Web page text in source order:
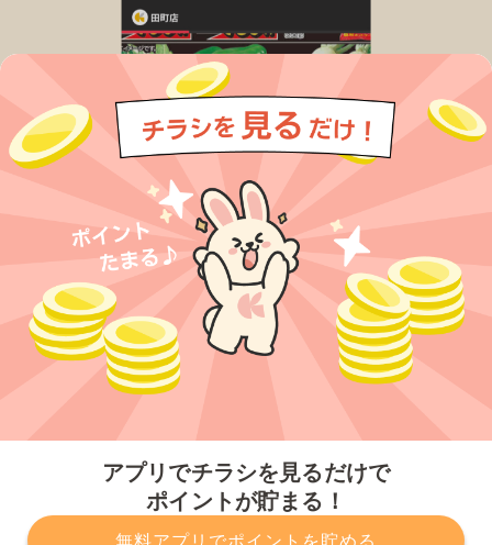
アプリでチラシを見るだけで
ポイントが貯まる！
無料アプリでポイントを貯める